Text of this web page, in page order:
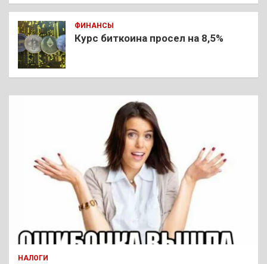
ФИНАНСЫ
Курс биткоина просел на 8,5%
НАЛОГИ